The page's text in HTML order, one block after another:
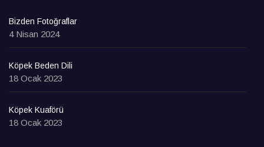
Bizden Fotoğraflar
4 Nisan 2024
Köpek Beden Dili
18 Ocak 2023
Köpek Kuaförü
18 Ocak 2023